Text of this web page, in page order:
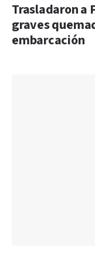
Trasladaron a
graves
embarcación